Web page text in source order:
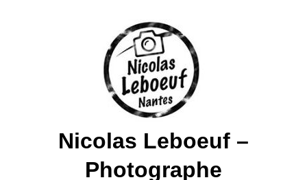
Nicolas Leboeuf –
Photographe